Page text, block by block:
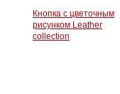
Кнопка с цветочным
рисунком Leather
collection